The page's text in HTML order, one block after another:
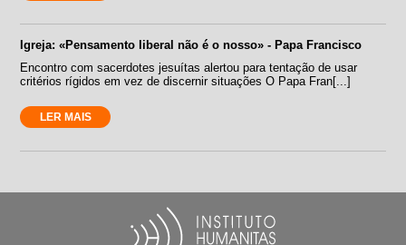
Igreja: «Pensamento liberal não é o nosso» - Papa Francisco
Encontro com sacerdotes jesuítas alertou para tentação de usar
critérios rígidos em vez de discernir situações O Papa Fran[...]
LER MAIS